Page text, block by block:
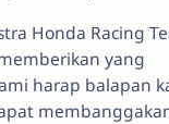
Honda Racing
yang
harap balapan